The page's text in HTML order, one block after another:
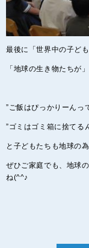
最後に「世界中の子ど
「地球の生き物たちが
”ご飯はぴっかりーんっ
”ゴミはゴミ箱に捨てる
と子どもたちも地球の
ぜひご家庭でも、地球
ね(^^♪